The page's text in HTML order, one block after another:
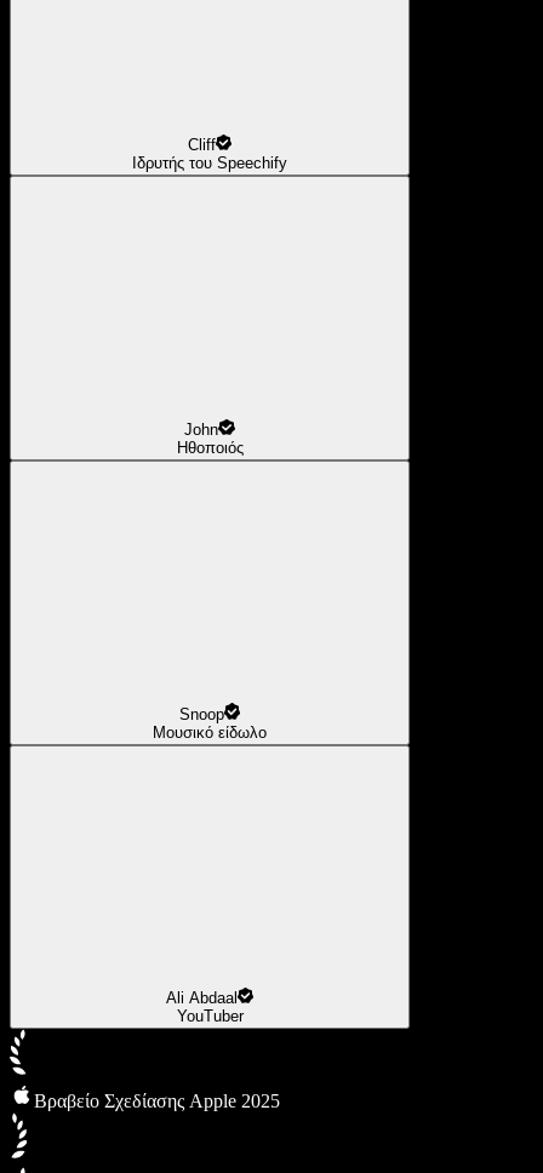
Cliff
Ιδρυτής του Speechify
John
Ηθοποιός
Snoop
Μουσικό είδωλο
Ali Abdaal
YouTuber
Βραβείο Σχεδίασης Apple 2025